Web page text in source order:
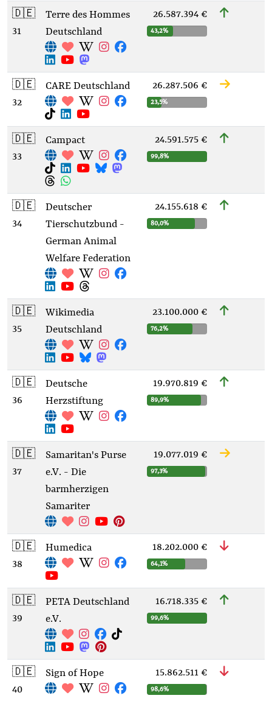
🇩🇪
31
Terre des Hommes
Deutschland
26.587.394 €
43,2%
🇩🇪
32
CARE Deutschland 26.287.506 €
23,5%
🇩🇪
33
Campact 24.591.575 €
99,8%
🇩🇪
34
Deutscher
Tierschutzbund -
German Animal
Welfare Federation
24.155.618 €
80,0%
🇩🇪
35
Wikimedia
Deutschland
23.100.000 €
76,2%
🇩🇪
36
Deutsche
Herzstiftung
19.970.819 €
89,9%
🇩🇪
37
Samaritan's Purse
e.V. - Die
barmherzigen
Samariter
19.077.019 €
97,3%
🇩🇪
38
Humedica 18.202.000 €
64,1%
🇩🇪
39
PETA Deutschland
e.V.
16.718.335 €
99,6%
🇩🇪
40
Sign of Hope 15.862.511 €
98,6%